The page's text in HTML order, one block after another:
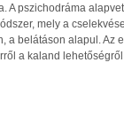
A pszichodráma
mely a
a belátáson alapul. Az
a kaland